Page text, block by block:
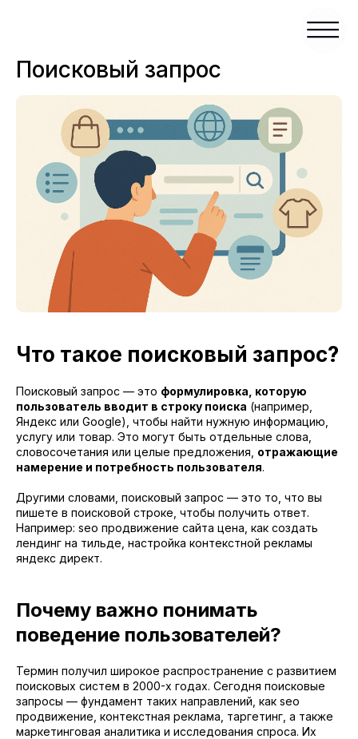
Поисковый запрос
Что такое поисковый запрос?
Поисковый запрос — это формулировка, которую
пользователь вводит в строку поиска (например,
Яндекс или Google), чтобы найти нужную информацию,
услугу или товар. Это могут быть отдельные слова,
словосочетания или целые предложения, отражающие
намерение и потребность пользователя.
Другими словами, поисковый запрос — это то, что вы
пишете в поисковой строке, чтобы получить ответ.
Например: seo продвижение сайта цена, как создать
лендинг на тильде, настройка контекстной рекламы
яндекс директ.
Почему важно понимать
поведение пользователей?
Термин получил широкое распространение с развитием
поисковых систем в 2000-х годах. Сегодня поисковые
запросы — фундамент таких направлений, как seo
продвижение, контекстная реклама, таргетинг, а также
маркетинговая аналитика и исследования спроса. Их